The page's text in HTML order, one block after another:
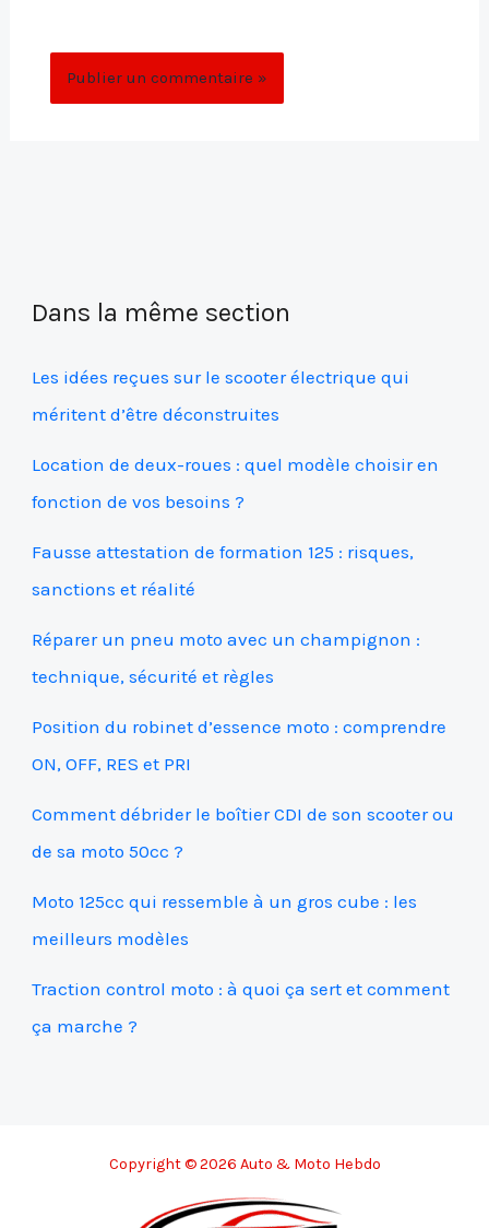
Dans la même section
Les idées reçues sur le scooter électrique qui
méritent d’être déconstruites
Location de deux-roues : quel modèle choisir en
fonction de vos besoins ?
Fausse attestation de formation 125 : risques,
sanctions et réalité
Réparer un pneu moto avec un champignon :
technique, sécurité et règles
Position du robinet d’essence moto : comprendre
ON, OFF, RES et PRI
Comment débrider le boîtier CDI de son scooter ou
de sa moto 50cc ?
Moto 125cc qui ressemble à un gros cube : les
meilleurs modèles
Traction control moto : à quoi ça sert et comment
ça marche ?
Copyright © 2026 Auto & Moto Hebdo